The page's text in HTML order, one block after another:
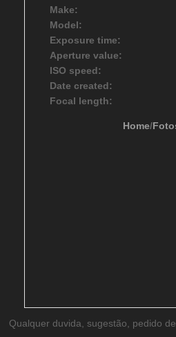
Make:
Model:
Exposure time:
Aperture value:
ISO speed:
Date created:
Focal length:
Home/
Qualquer duvida, sugestão, pedido